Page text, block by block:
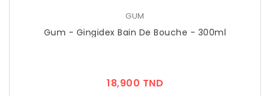
GUM
Gum - Gingidex Bain De Bouche - 300ml
18,900 TND